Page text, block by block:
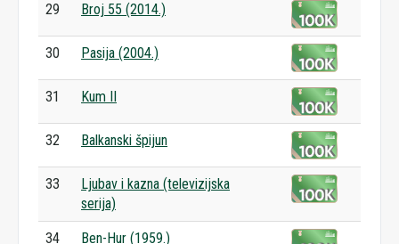
29 Broj 55 (2014.)
30 Pasija (2004.)
31 Kum II
32 Balkanski špijun
33
Ljubav i kazna (televizijska
serija)
34 Ben-Hur (1959.)